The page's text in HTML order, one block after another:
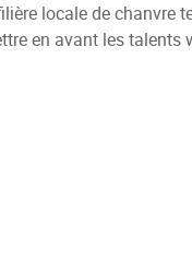
locale de chanvre
en avant les talents